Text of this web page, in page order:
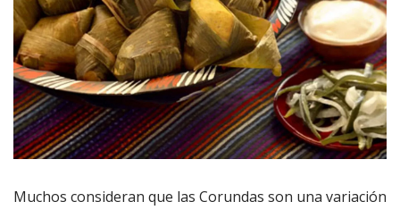
Muchos consideran que las Corundas son una variación